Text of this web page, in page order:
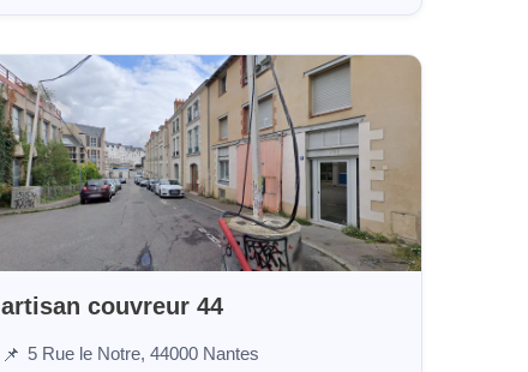
artisan couvreur 44
📌 5 Rue le Notre, 44000 Nantes